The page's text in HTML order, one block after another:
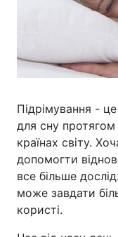
Підрімування -
для сну
країнах світу.
допомогти
все більше
може завдати
користі.